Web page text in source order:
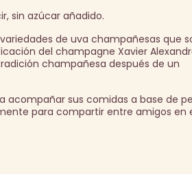
sin azúcar añadido.
de uva champañesas que
del champagne Xavier
champañesa después de un
acompañar sus comidas a base de
para compartir entre amigos en